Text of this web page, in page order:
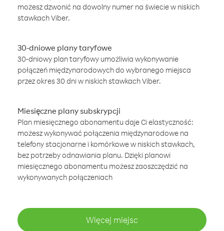
możesz dzwonić na dowolny numer na świecie w niskich
stawkach Viber.
30-dniowe plany taryfowe
30-dniowy plan taryfowy umożliwia wykonywanie
połączeń międzynarodowych do wybranego miejsca
przez okres 30 dni w niskich stawkach Viber.
Miesięczne plany subskrypcji
Plan miesięcznego abonamentu daje Ci elastyczność:
możesz wykonywać połączenia międzynarodowe na
telefony stacjonarne i komórkowe w niskich stawkach,
bez potrzeby odnawiania planu. Dzięki planowi
miesięcznego abonamentu możesz zaoszczędzić na
wykonywanych połączeniach
Więcej miejsc